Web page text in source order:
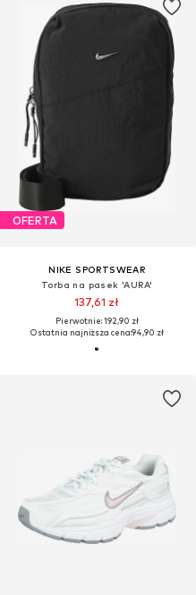
OFERTA
NIKE SPORTSWEAR
Torba na pasek 'AURA'
137,61 zł
Pierwotnie: 192,90 zł
Ostatnia najniższa cena:94,90 zł